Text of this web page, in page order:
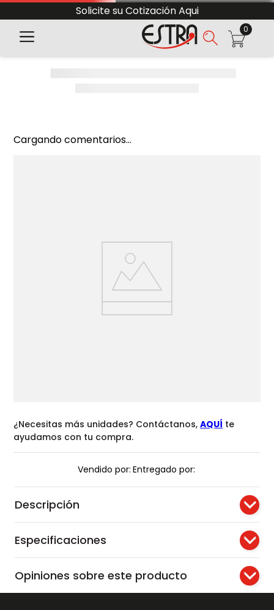
Solicite su Cotización Aqui
0
Cargando comentarios...
¿Necesitas más unidades? Contáctanos,AQUÍ te
ayudamos con tu compra.
Vendido por: Entregado por:
Descripción
Especificaciones
Opiniones sobre este producto